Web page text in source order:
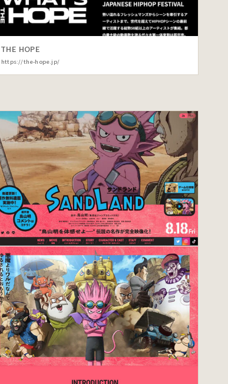
THE HOPE
https://the-hope.jp/